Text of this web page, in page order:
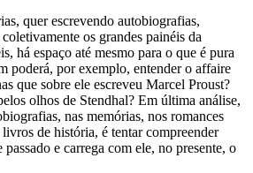
quer escrevendo autobiografias,
os grandes painéis da
há espaço até mesmo para o que é pura
poderá, por exemplo, entender o affaire
que sobre ele escreveu Marcel Proust?
olhos de Stendhal? Em última análise,
nas memórias, nos romances
de história, é tentar compreender
e carrega com ele, no presente, o